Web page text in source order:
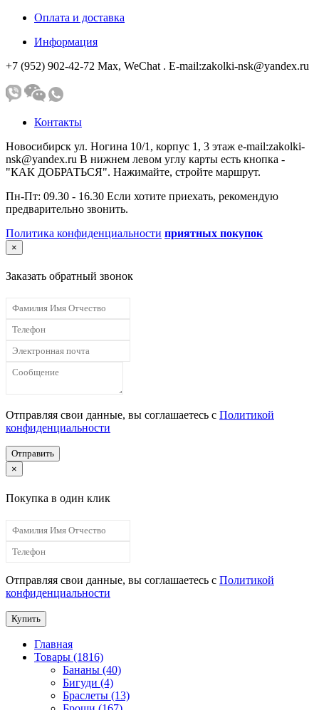
Оплата и доставка
Информация
+7 (952) 902-42-72 Мах, WeChat . E-mail:zakolki-nsk@yandex.ru
Контакты
Новосибирск ул. Ногина 10/1, корпус 1, 3 этаж e-mail:zakolki-
nsk@yandex.ru В нижнем левом углу карты есть кнопка -
"КАК ДОБРАТЬСЯ". Нажимайте, стройте маршрут.
Пн-Пт: 09.30 - 16.30 Если хотите приехать, рекомендую
предварительно звонить.
Политика конфиденциальности приятных покупок
×
Заказать обратный звонок
Отправляя свои данные, вы соглашаетесь с Политикой
конфиденциальности
Отправить
×
Покупка в один клик
Отправляя свои данные, вы соглашаетесь с Политикой
конфиденциальности
Купить
Главная
Товары (1816)
Бананы (40)
Бигуди (4)
Браслеты (13)